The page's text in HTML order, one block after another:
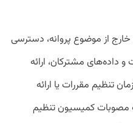
از موضوع پروانه، دسترسی
و داده‌های مشترکان، ارائه
تنظیم مقررات یا ارائه
مصوبات کمیسیون تنظیم